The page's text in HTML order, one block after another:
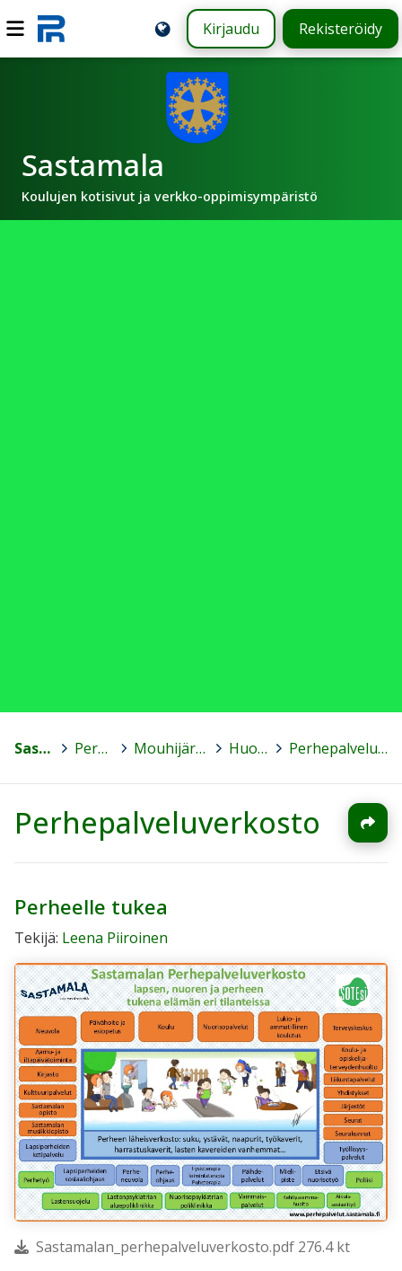
Kirjaudu Rekisteröidy
Sastamala
Koulujen kotisivut ja verkko-oppimisympäristö
Sastamala Peruskoulut > Mouhijärven yhteiskoulu > Huoltajalle Perhepalveluverkosto
Perhepalveluverkosto
Perheelle tukea
Tekijä: Leena Piiroinen
Sastamalan_perhepalveluverkosto.pdf 276.4 kt